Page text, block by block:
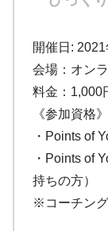
開催日:
会場：オン
料金：1,000
《参加資格》
・Points of
・Points of
持ちの方）
※コーチング